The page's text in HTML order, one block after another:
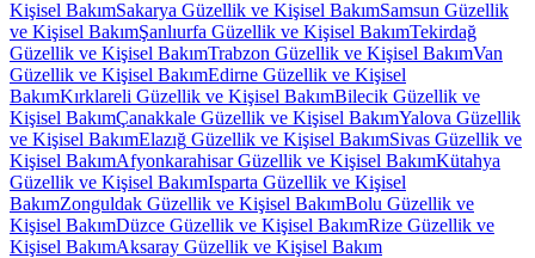
Kişisel BakımSakarya Güzellik ve Kişisel BakımSamsun Güzellik
ve Kişisel BakımŞanlıurfa Güzellik ve Kişisel BakımTekirdağ
Güzellik ve Kişisel BakımTrabzon Güzellik ve Kişisel BakımVan
Güzellik ve Kişisel BakımEdirne Güzellik ve Kişisel
BakımKırklareli Güzellik ve Kişisel BakımBilecik Güzellik ve
Kişisel BakımÇanakkale Güzellik ve Kişisel BakımYalova Güzellik
ve Kişisel BakımElazığ Güzellik ve Kişisel BakımSivas Güzellik ve
Kişisel BakımAfyonkarahisar Güzellik ve Kişisel BakımKütahya
Güzellik ve Kişisel BakımIsparta Güzellik ve Kişisel
BakımZonguldak Güzellik ve Kişisel BakımBolu Güzellik ve
Kişisel BakımDüzce Güzellik ve Kişisel BakımRize Güzellik ve
Kişisel BakımAksaray Güzellik ve Kişisel Bakım